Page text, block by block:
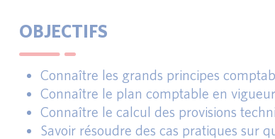
OBJECTIFS
Connaître les grands principes
Connaître le plan comptable en
Connaître le calcul des provisions
Savoir résoudre des cas pratiques sur